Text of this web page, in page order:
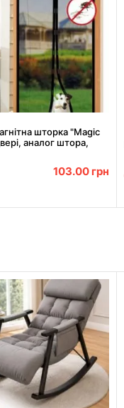
шторка "Magic
аналог штора,
103.00 грн